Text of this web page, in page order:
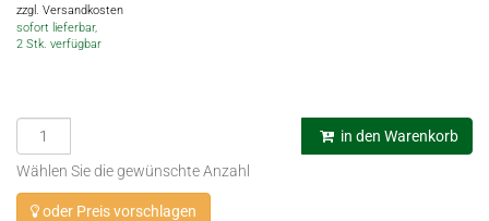
zzgl. Versandkosten
sofort lieferbar,
2 Stk. verfügbar
in den Warenkorb
Wählen Sie die gewünschte Anzahl
oder Preis vorschlagen